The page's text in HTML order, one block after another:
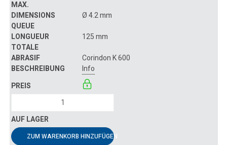
Ø 4.2 mm
125 mm
Corindon K 600
Info
ZUM WARENKORB HINZUFÜGEN